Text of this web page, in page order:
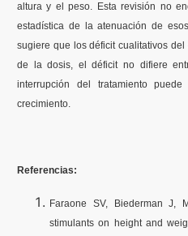
altura y el peso. Esta revisión no
estadística de la atenuación de
sugiere que los déficit cualitativos
de la dosis, el déficit no difiere
interrupción del tratamiento
crecimiento.
Referencias:
Faraone SV, Biederman J,
stimulants on height and